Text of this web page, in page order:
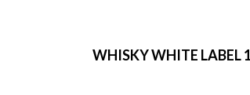
WHISKY WHITE LABEL